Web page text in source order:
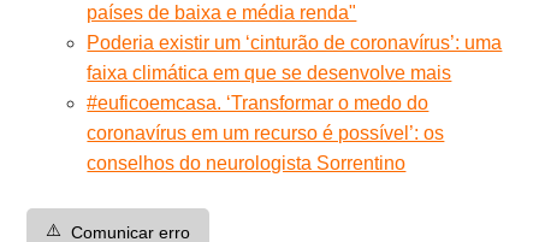
países de baixa e média renda"
Poderia existir um ‘cinturão de coronavírus’: uma
faixa climática em que se desenvolve mais
#euficoemcasa. ‘Transformar o medo do
coronavírus em um recurso é possível’: os
conselhos do neurologista Sorrentino
⚠️ Comunicar erro